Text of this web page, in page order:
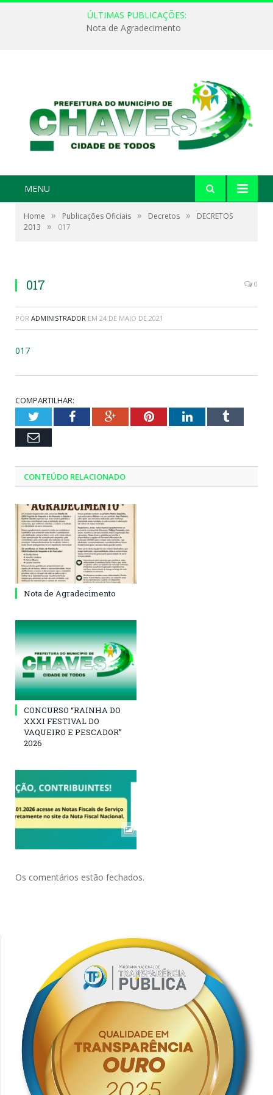
ÚLTIMAS PUBLICAÇÕES:
Nota de Agradecimento
MENU
Home » Publicações Oficiais » Decretos »
DECRETOS
2013
» 017
017 0
POR ADMINISTRADOR EM 24 DE MAIO DE 2021
017
COMPARTILHAR:
TwitterFacebookGoogle+PinterestLinkedInTumblr
Email
CONTEÚDO RELACIONADO
Nota de Agradecimento
CONCURSO “RAINHA DO
XXXI FESTIVAL DO
VAQUEIRO E PESCADOR”
2026
Os comentários estão fechados.